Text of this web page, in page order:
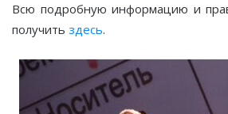
Всю подробную информацию и
получить здесь.